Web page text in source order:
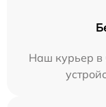
Наш курьер в